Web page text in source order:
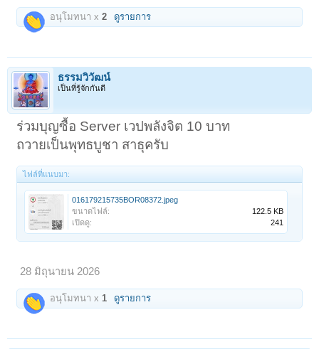
อนุโมทนา x2 ดูรายการ
ธรรมวิวัฒน์
เป็นที่รู้จักกันดี
ร่วมบุญซื้อ Server เวปพลังจิต 10 บาท
ถวายเป็นพุทธบูชา สาธุครับ
ไฟล์ที่แนบมา:
016179215735BOR08372.jpeg
ขนาดไฟล์:
122.5 KB
เปิดดู:
241
28 มิถุนายน 2026
อนุโมทนา x 1 ดูรายการ